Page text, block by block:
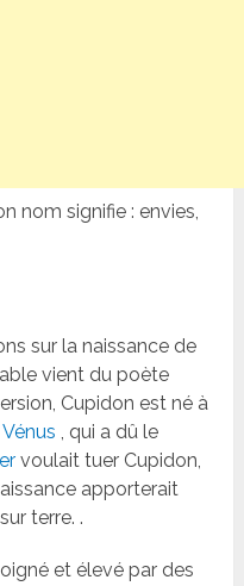
nom signifie : envies,
sur la naissance de
vient du poète
Cupidon est né à
Vénus , qui a dû le
voulait tuer Cupidon,
apporterait
terre. .
et élevé par des